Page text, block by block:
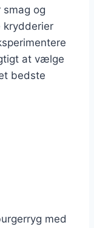
og
krydderier
at vælge
bedste
med